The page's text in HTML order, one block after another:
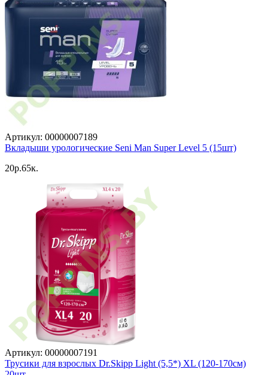
Артикул: 00000007189
Вкладыши урологические Seni Man Super Level 5 (15шт)
20p.65к.
Артикул: 00000007191
Трусики для взрослых Dr.Skipp Light (5,5*) XL (120-170см)